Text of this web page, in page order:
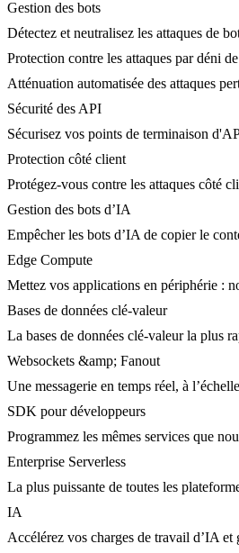
Gestion des bots
Détectez et neutralisez les attaques de
Protection contre les attaques par déni
Atténuation automatisée des attaques
Sécurité des API
Sécurisez vos points de terminaison
Protection côté client
Protégez-vous contre les attaques côté
Gestion des bots d’IA
Empêcher les bots d’IA de copier le
Edge Compute
Mettez vos applications en périphérie :
Bases de données clé-valeur
La bases de données clé-valeur la plus
Websockets &amp; Fanout
Une messagerie en temps réel, à
SDK pour développeurs
Programmez les mêmes services que
Enterprise Serverless
La plus puissante de toutes les
IA
Accélérez vos charges de travail d’IA et